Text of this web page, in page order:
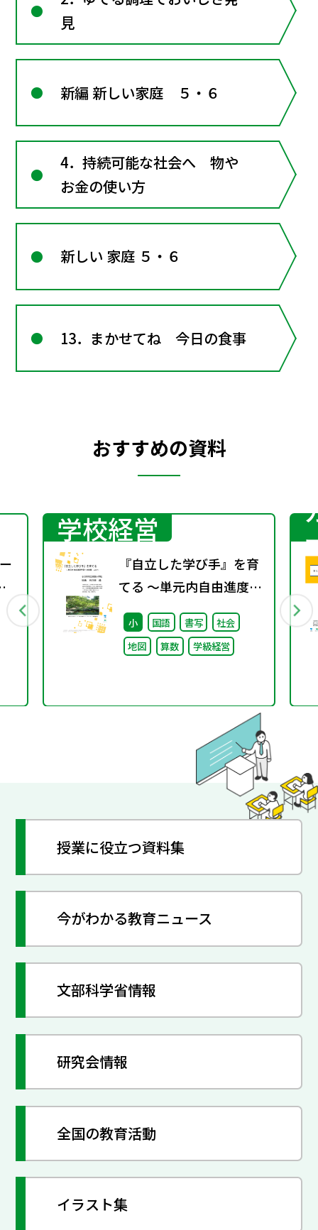
見
新編 新しい家庭 ５・６
4．持続可能な社会へ 物や
お金の使い方
新しい 家庭 ５・６
13．まかせてね 今日の食事
おすすめの資料
学校経営
『自立した学び手』を育
てる ～単元内自由進度学
習への挑戦 vol.2～
小 国語 書写
社会
地図
算数 学級経営
授業に役立つ資料集
今がわかる教育ニュース
文部科学省情報
研究会情報
全国の教育活動
イラスト集